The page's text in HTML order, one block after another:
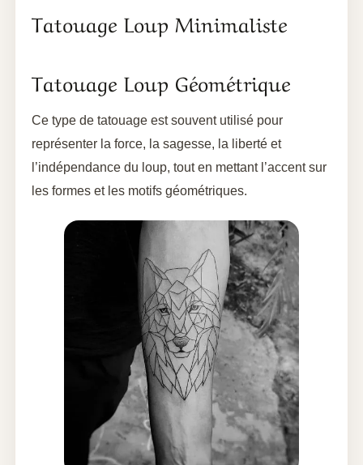
Tatouage Loup Minimaliste
Tatouage Loup Géométrique
Ce type de tatouage est souvent utilisé pour
représenter la force, la sagesse, la liberté et
l’indépendance du loup, tout en mettant l’accent sur
les formes et les motifs géométriques.